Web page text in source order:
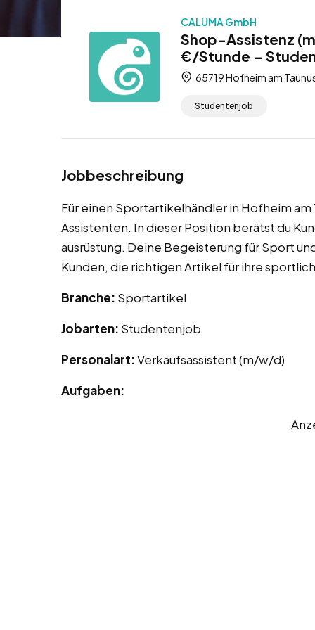
CALUMA GmbH
Shop-Assistenz
€/Stunde –
65719 Hofheim am
Studentenjob
Jobbeschreibung
Für einen Sportartikelhändler in Hofheim
Assistenten. In dieser Position berätst du
ausrüstung. Deine Begeisterung für Sport
Kunden, die richtigen Artikel für ihre
Branche: Sportartikel
Jobarten: Studentenjob
Personalart:Verkaufsassistent (m/w/d)
Aufgaben: